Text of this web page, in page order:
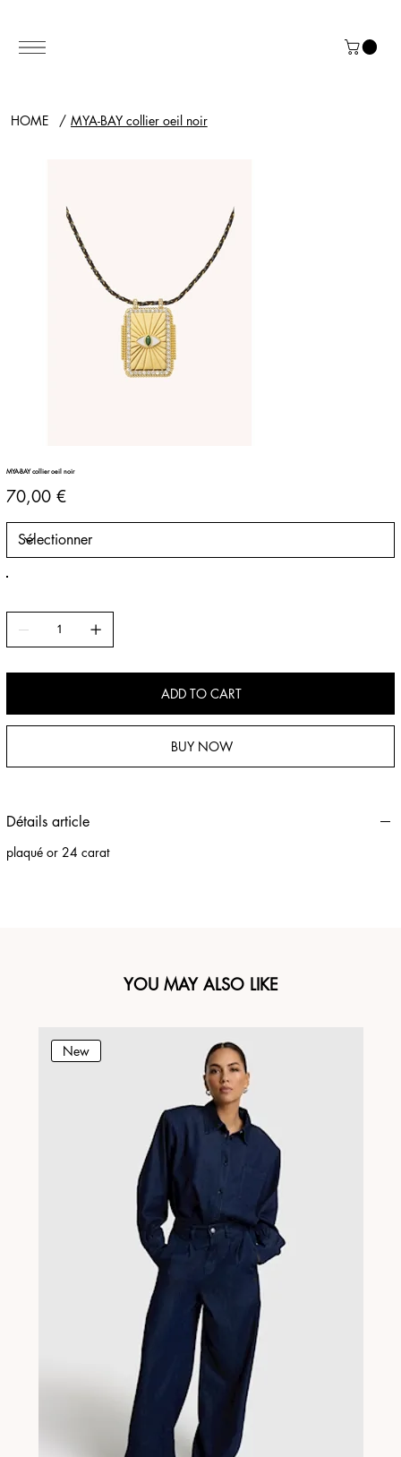
HOME / MYA-BAY collier oeil noir
MYA-BAY collier oeil noir
Prix
70,00 €
ADD TO CART
BUY NOW
Détails article
plaqué or 24 carat
YOU MAY ALSO LIKE
New